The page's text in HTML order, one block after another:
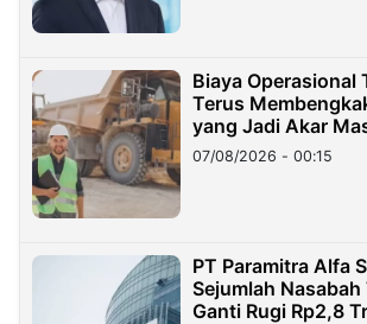
Biaya Operasional
Terus
yang Jadi Akar
07/08/2026 - 00:15
PT Paramitra Alfa
Sejumlah
Ganti Rugi Rp2,8